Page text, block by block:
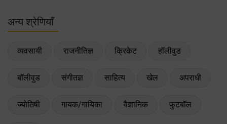
अन्य श्रेणियाँ
व्यवसायी राजनीतिज्ञ क्रिकेट हॉलीवुड
बॉलीवुड संगीतज्ञ साहित्य खेल अपराधी
ज्योतिषी गायक/गायिका वैज्ञानिक फुटबॉल